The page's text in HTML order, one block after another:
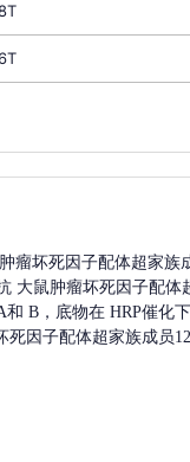
瘤坏死因子配体超家族
大鼠肿瘤坏死因子配体
B，底物在 HRP催化
死因子配体超家族成员